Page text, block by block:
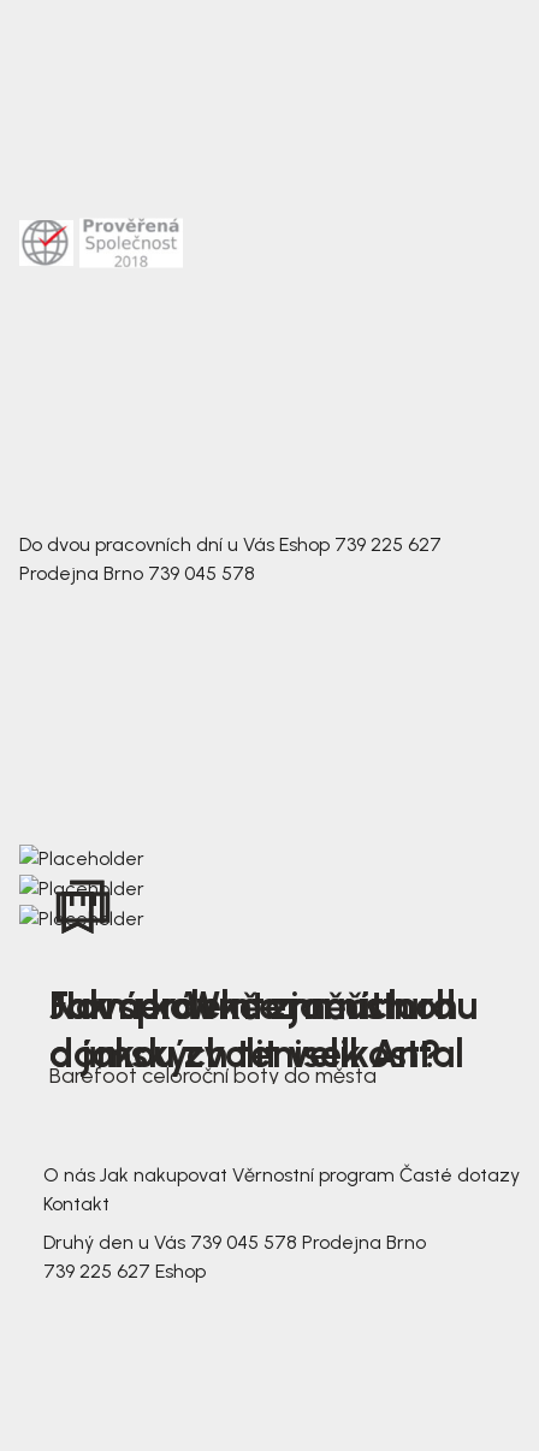
Do dvou pracovních dní u Vás Eshop 739 225 627
Prodejna Brno 739 045 578
Nová kolekce jarních
dámských tenisek Antal
Jak správně změřit nohu
a jakou zvolit velikost?
Farmer Winter mustard
Barefoot celoroční boty do města
O nás Jak nakupovat Věrnostní program Časté dotazy
Kontakt
Druhý den u Vás 739 045 578 Prodejna Brno
739 225 627 Eshop